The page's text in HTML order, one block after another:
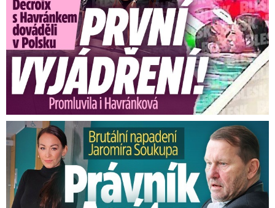
Brutální napadení Soukupa. Právník Agáty promluvil